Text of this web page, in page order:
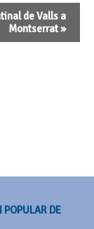
de Valls a
Montserrat»
POPULAR DE